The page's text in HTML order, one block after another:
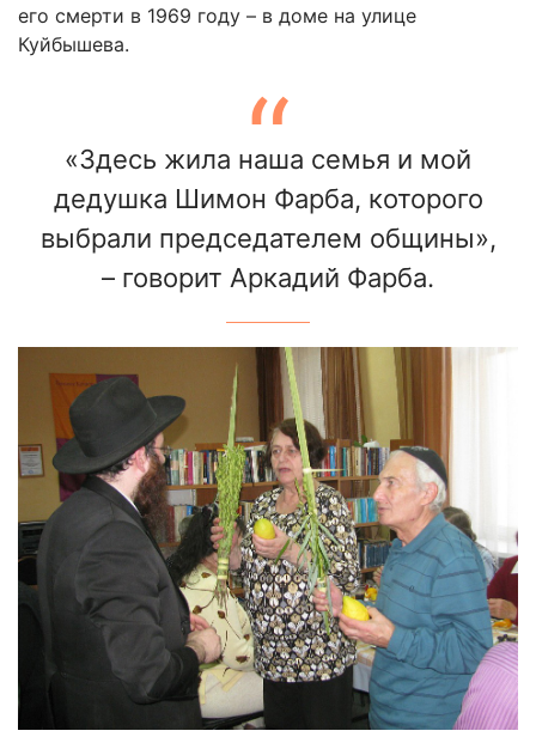
его смерти в 1969 году – в доме на улице
Куйбышева.
«Здесь жила наша семья и мой
дедушка Шимон Фарба, которого
выбрали председателем общины»,
– говорит Аркадий Фарба.